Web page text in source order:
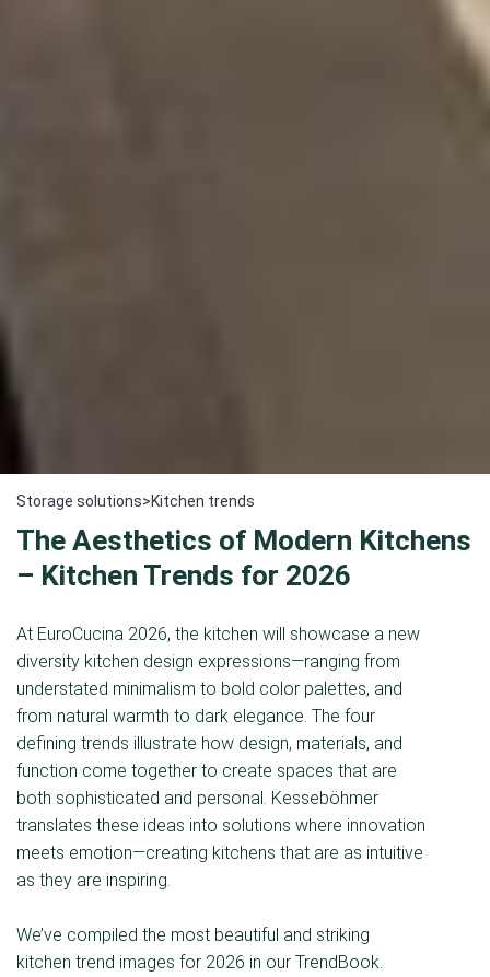
Storage solutions>Kitchen trends
The Aesthetics of Modern Kitchens
– Kitchen Trends for 2026
At EuroCucina 2026, the kitchen will showcase a new
diversity kitchen design expressions—ranging from
understated minimalism to bold color palettes, and
from natural warmth to dark elegance. The four
defining trends illustrate how design, materials, and
function come together to create spaces that are
both sophisticated and personal. Kesseböhmer
translates these ideas into solutions where innovation
meets emotion—creating kitchens that are as intuitive
as they are inspiring.
We’ve compiled the most beautiful and striking
kitchen trend images for 2026 in our TrendBook.